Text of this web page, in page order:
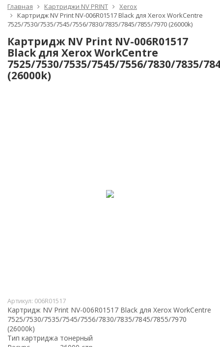
Главная Картриджи NV PRINT
Xerox
Картридж NV Print NV-006R01517 Black для Xerox WorkCentre
7525/7530/7535/7545/7556/7830/7835/7845/7855/7970 (26000k)
Картридж NV Print NV-006R01517
Black для Xerox WorkCentre
7525/7530/7535/7545/7556/7830/7835/
(26000k)
Артикул: 006R01517
Картридж NV Print NV-006R01517 Black для Xerox WorkCentre
7525/7530/7535/7545/7556/7830/7835/7845/7855/7970
(26000k)
Тип картриджа тонерный